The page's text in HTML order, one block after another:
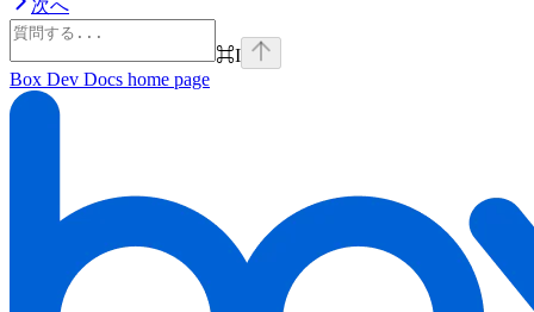
次へ
⌘I
Box Dev Docs home page